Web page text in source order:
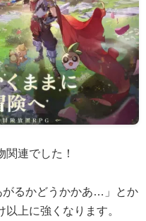
関連でした！
がるかどうかかあ…」とか
上に強くなります。